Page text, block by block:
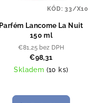
Parfém Lancome La Nuit
150 ml
€81,25 bez DPH
€98,31
Skladem (10 ks)
KÓD:33/X10